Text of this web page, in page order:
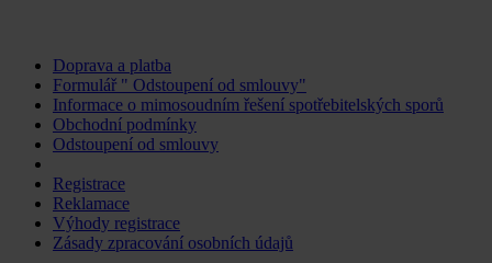
Doprava a platba
Formulář " Odstoupení od smlouvy"
Informace o mimosoudním řešení spotřebitelských sporů
Obchodní podmínky
Odstoupení od smlouvy
Registrace
Reklamace
Výhody registrace
Zásady zpracování osobních údajů